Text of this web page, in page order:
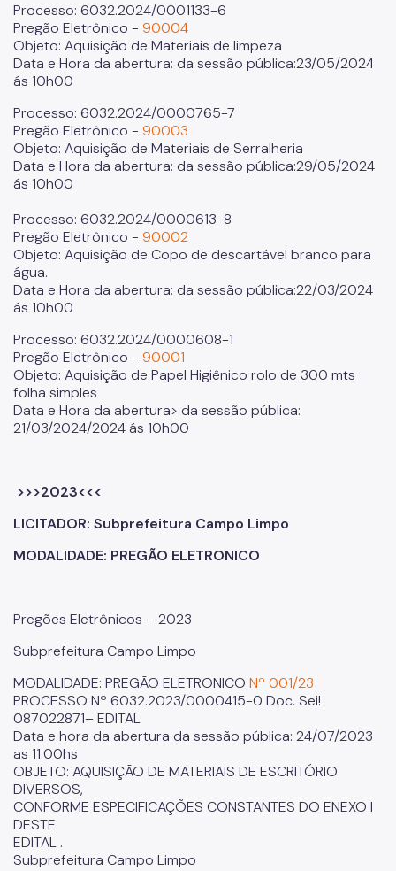
Processo: 6032.2024/0001133-6
Pregão Eletrônico - 90004
Objeto: Aquisição de Materiais de limpeza
Data e Hora da abertura: da sessão pública:23/05/2024
ás 10h00
Processo: 6032.2024/0000765-7
Pregão Eletrônico - 90003
Objeto: Aquisição de Materiais de Serralheria
Data e Hora da abertura: da sessão pública:29/05/2024
ás 10h00
Processo: 6032.2024/0000613-8
Pregão Eletrônico - 90002
Objeto: Aquisição de Copo de descartável branco para
água.
Data e Hora da abertura: da sessão pública:22/03/2024
ás 10h00
Processo: 6032.2024/0000608-1
Pregão Eletrônico - 90001
Objeto: Aquisição de Papel Higiênico rolo de 300 mts
folha simples
Data e Hora da abertura> da sessão pública:
21/03/2024/2024 ás 10h00
>>>2023<<<
LICITADOR: Subprefeitura Campo Limpo
MODALIDADE: PREGÃO ELETRONICO
Pregões Eletrônicos – 2023
Subprefeitura Campo Limpo
MODALIDADE: PREGÃO ELETRONICO Nº 001/23
PROCESSO Nº 6032.2023/0000415-0 Doc. Sei!
087022871– EDITAL
Data e hora da abertura da sessão pública: 24/07/2023
as 11:00hs
OBJETO: AQUISIÇÃO DE MATERIAIS DE ESCRITÓRIO
DIVERSOS,
CONFORME ESPECIFICAÇÕES CONSTANTES DO ENEXO I
DESTE
EDITAL .
Subprefeitura Campo Limpo